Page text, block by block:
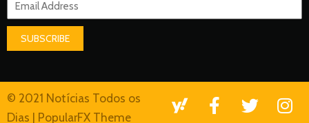
SUBSCRIBE
© 2021 Notícias Todos os
Dias | PopularFX Theme